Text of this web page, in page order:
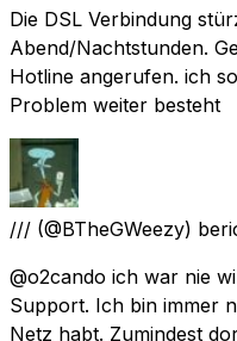
Die DSL Verbindung
Abend/Nachtstunden.
Hotline angerufen. ich
Problem weiter besteht
/// (@BTheGWeezy)
@o2cando ich war nie
Support. Ich bin immer
Netz habt. Zumindest